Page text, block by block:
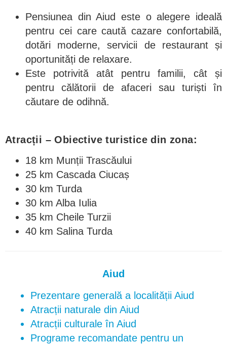
Pensiunea din Aiud este o alegere ideală
pentru cei care caută cazare confortabilă,
dotări moderne, servicii de restaurant și
oportunități de relaxare.
Este potrivită atât pentru familii, cât și
pentru călătorii de afaceri sau turiști în
căutare de odihnă.
Atracții – Obiective turistice din zona:
18 km Munții Trascăului
25 km Cascada Ciucaș
30 km Turda
30 km Alba Iulia
35 km Cheile Turzii
40 km Salina Turda
Aiud
Prezentare generală a localității Aiud
Atracții naturale din Aiud
Atracții culturale în Aiud
Programe recomandate pentru un